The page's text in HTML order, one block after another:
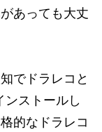
あっても大丈
でドラレコと
ンストールし
的なドラレコ